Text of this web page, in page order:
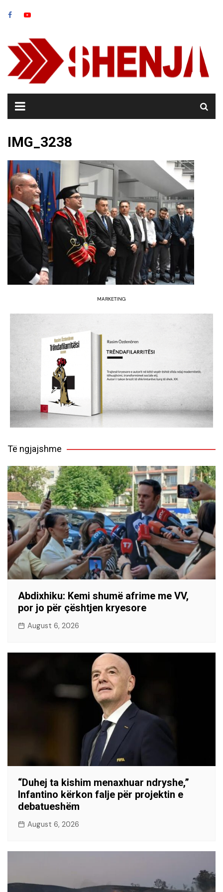
IMG_3238
MARKETING
Të ngjajshme
Abdixhiku: Kemi shumë afrime me VV,
por jo për çështjen kryesore
August 6, 2026
“Duhej ta kishim menaxhuar ndryshe,”
Infantino kërkon falje për projektin e
debatueshëm
August 6, 2026